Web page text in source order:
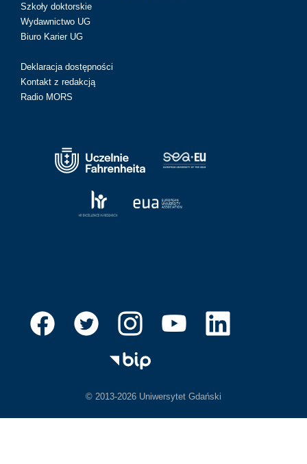
Szkoły doktorskie
Wydawnictwo UG
Biuro Karier UG
Deklaracja dostępności
Kontakt z redakcją
Radio MORS
© 2013-2026 Uniwersytet Gdański